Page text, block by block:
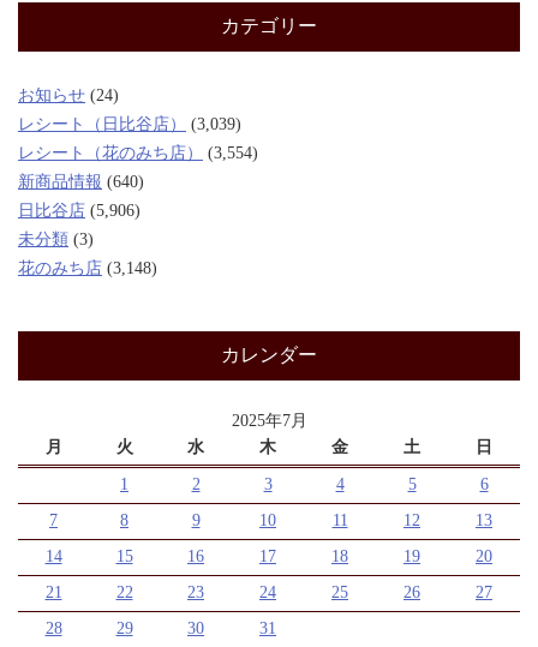
カテゴリー
お知らせ (24)
レシート（日比谷店）
(3,039)
レシート（花のみち店）
(3,554)
新商品情報 (640)
日比谷店 (5,906)
未分類 (3)
花のみち店 (3,148)
カレンダー
2025年7月
月
火 水 木 金 土 日
1 2 3 4 5
6
7
8 9 10 11 12
13
14
15 16 17 18 19
20
21
22 23 24 25 26
27
28
29 30
31